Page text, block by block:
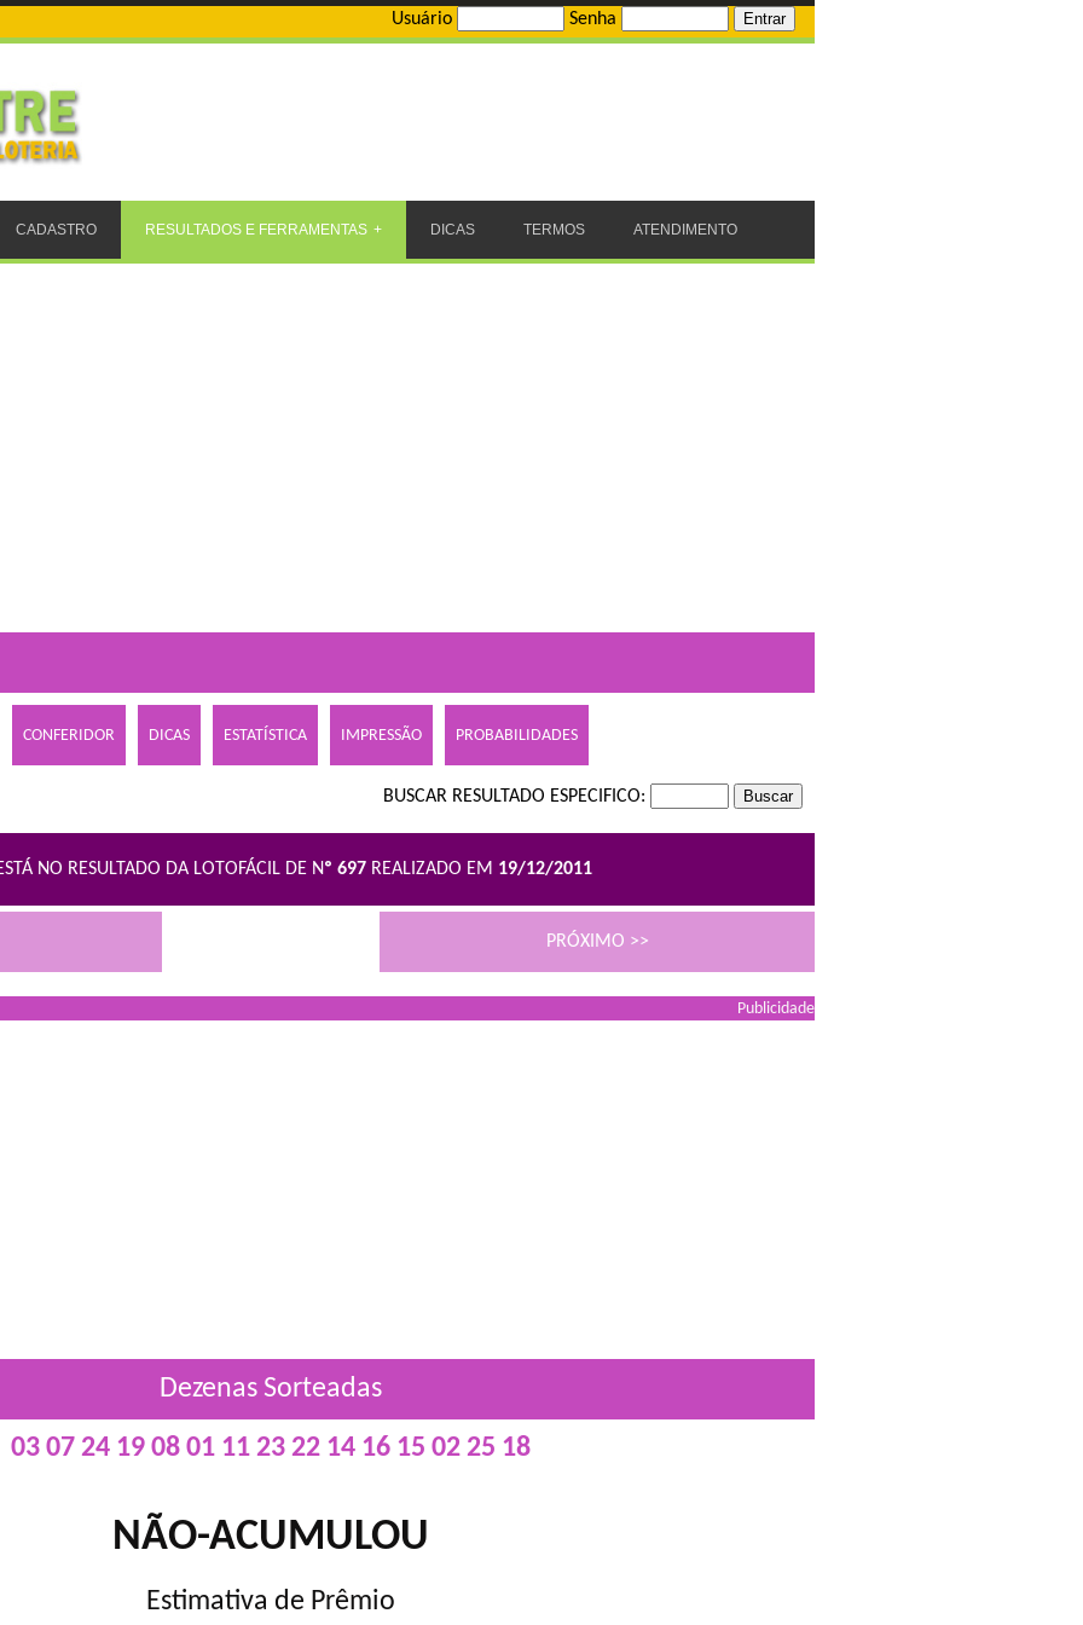
Usuário Senha
CADASTRO RESULTADOS E FERRAMENTAS DICAS TERMOS ATENDIMENTO
CONFERIDOR DICAS ESTATÍSTICA IMPRESSÃO PROBABILIDADES
BUSCAR RESULTADO ESPECIFICO:
NO RESULTADO DA LOTOFÁCIL DE Nº 697 REALIZADO EM 19/12/2011
PRÓXIMO >>
Publicidade
Dezenas Sorteadas
03 07 24 19 08 01 11 23 22 14 16 15 02 25 18
NÃO-ACUMULOU
Estimativa de Prêmio